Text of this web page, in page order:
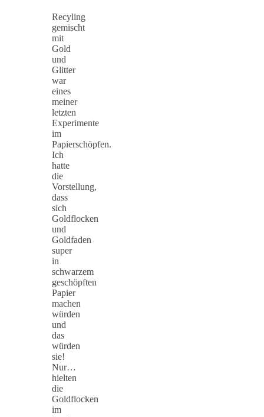
Recyling
gemischt
mit
Gold
und
Glitter
war
eines
meiner
letzten
Experimente
im
Papierschöpfen.
Ich
hatte
die
Vorstellung,
dass
sich
Goldflocken
und
Goldfaden
super
in
schwarzem
geschöpften
Papier
machen
würden
und
das
würden
sie!
Nur…
hielten
die
Goldflocken
im